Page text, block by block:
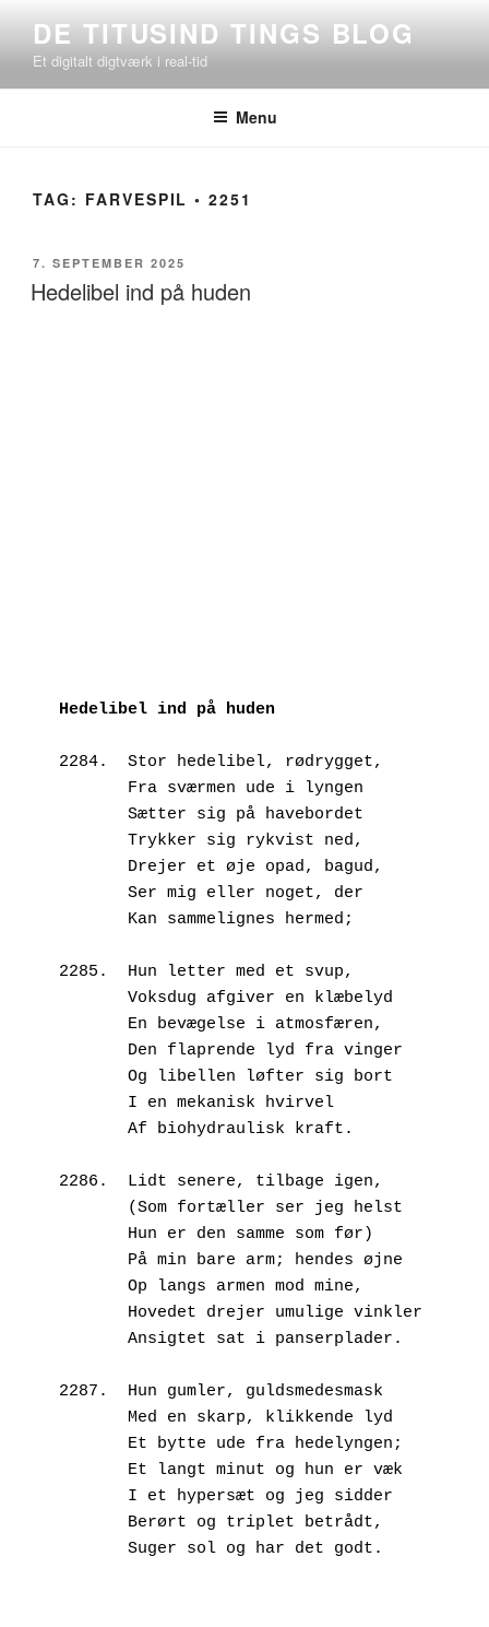
indhold
DE TITUSIND TINGS BLOG
Et digitalt digtværk i real-tid
Menu
TAG: FARVESPIL ◦ 2251
UDGIVET
DEN
7. SEPTEMBER 2025
Hedelibel ind på huden
Hedelibel ind på huden
2284.  Stor hedelibel, rødrygget,
       Fra sværmen ude i lyngen
       Sætter sig på havebordet
       Trykker sig rykvist ned,
       Drejer et øje opad, bagud,
       Ser mig eller noget, der
       Kan sammelignes hermed;
2285.  Hun letter med et svup,
       Voksdug afgiver en klæbelyd
       En bevægelse i atmosfæren,
       Den flaprende lyd fra vinger
       Og libellen løfter sig bort
       I en mekanisk hvirvel
       Af biohydraulisk kraft.
2286.  Lidt senere, tilbage igen,
       (Som fortæller ser jeg helst
       Hun er den samme som før)
       På min bare arm; hendes øjne
       Op langs armen mod mine,
       Hovedet drejer umulige vinkler
       Ansigtet sat i panserplader.
2287.  Hun gumler, guldsmedesmask
       Med en skarp, klikkende lyd
       Et bytte ude fra hedelyngen;
       Et langt minut og hun er væk
       I et hypersæt og jeg sidder
       Berørt og triplet betrådt,
       Suger sol og har det godt.